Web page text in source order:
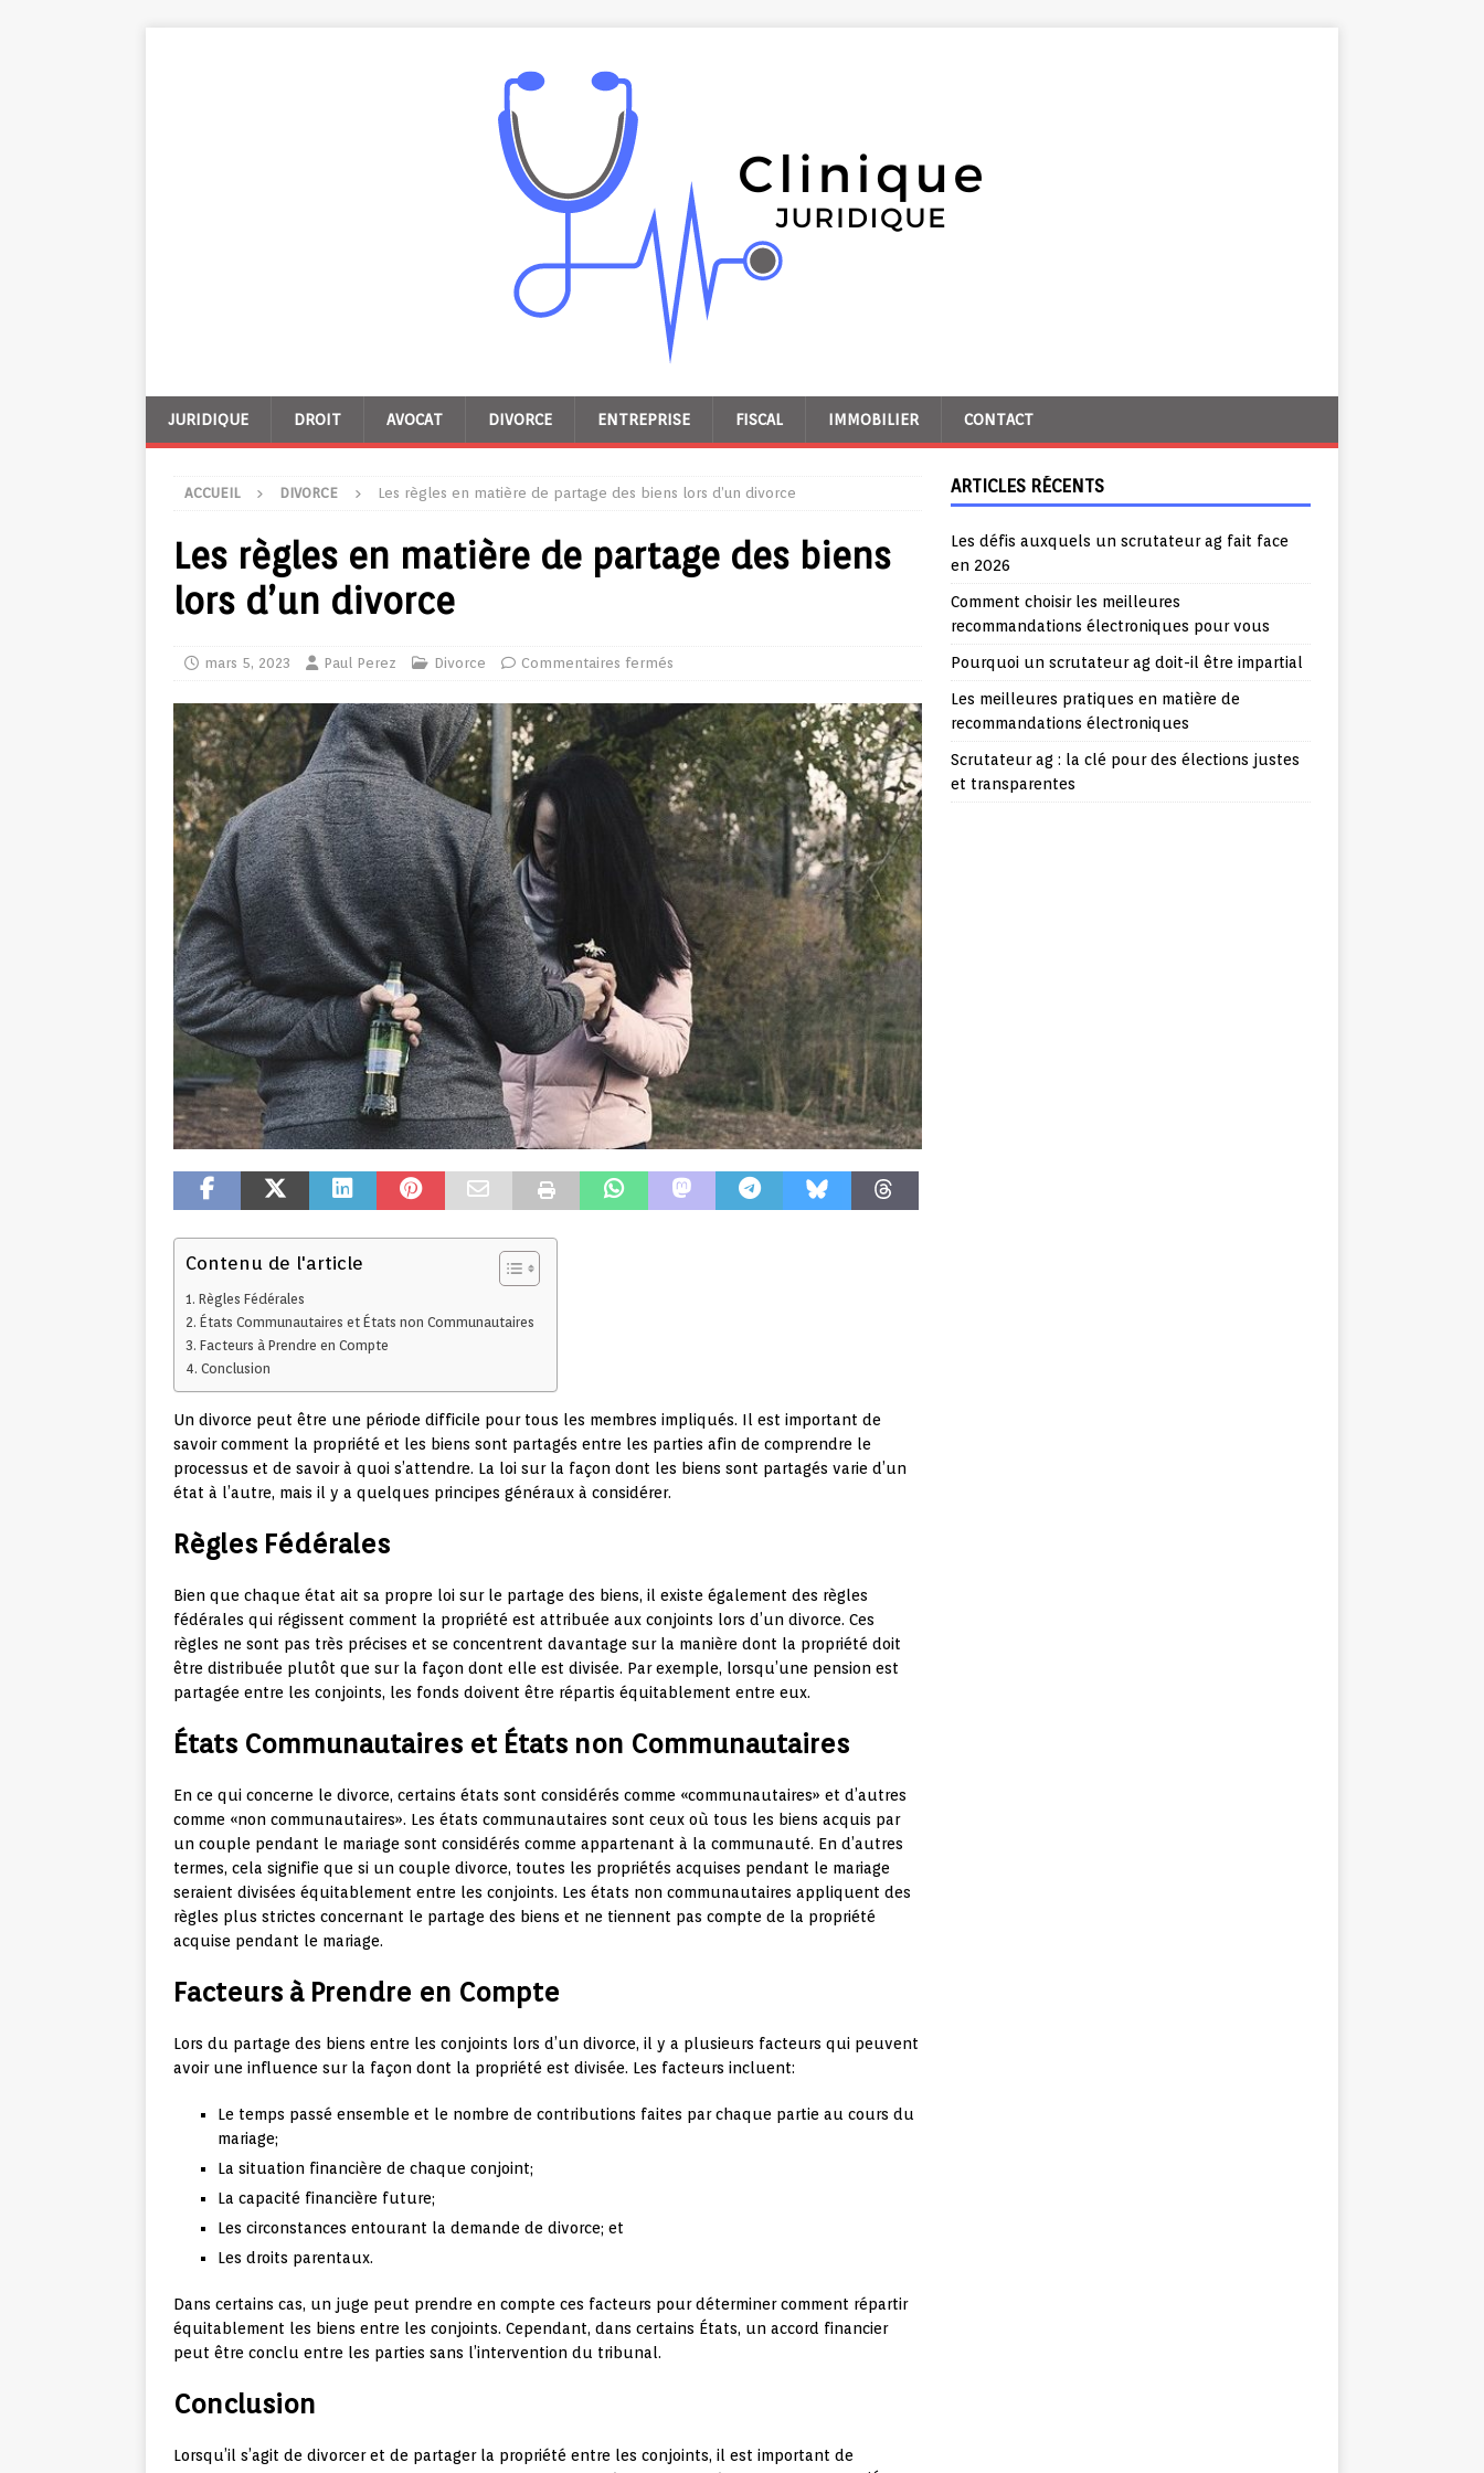
JURIDIQUE DROIT AVOCAT DIVORCE ENTREPRISE FISCAL IMMOBILIER CONTACT
ACCUEIL DIVORCE Les règles en matière de partage des biens lors d’un divorce
Les règles en matière de partage des biens
lors d’un divorce
mars 5, 2023 Paul Perez Divorce Commentaires fermés
Contenu de l'article
Règles Fédérales
États Communautaires et États non Communautaires
Facteurs à Prendre en Compte
Conclusion
Un divorce peut être une période difficile pour tous les membres impliqués. Il est important de
savoir comment la propriété et les biens sont partagés entre les parties afin de comprendre le
processus et de savoir à quoi s’attendre. La loi sur la façon dont les biens sont partagés varie d’un
état à l’autre, mais il y a quelques principes généraux à considérer.
Règles Fédérales
Bien que chaque état ait sa propre loi sur le partage des biens, il existe également des règles
fédérales qui régissent comment la propriété est attribuée aux conjoints lors d’un divorce. Ces
règles ne sont pas très précises et se concentrent davantage sur la manière dont la propriété doit
être distribuée plutôt que sur la façon dont elle est divisée. Par exemple, lorsqu’une pension est
partagée entre les conjoints, les fonds doivent être répartis équitablement entre eux.
États Communautaires et États non Communautaires
En ce qui concerne le divorce, certains états sont considérés comme «communautaires» et d’autres
comme «non communautaires». Les états communautaires sont ceux où tous les biens acquis par
un couple pendant le mariage sont considérés comme appartenant à la communauté. En d’autres
termes, cela signifie que si un couple divorce, toutes les propriétés acquises pendant le mariage
seraient divisées équitablement entre les conjoints. Les états non communautaires appliquent des
règles plus strictes concernant le partage des biens et ne tiennent pas compte de la propriété
acquise pendant le mariage.
Facteurs à Prendre en Compte
Lors du partage des biens entre les conjoints lors d’un divorce, il y a plusieurs facteurs qui peuvent
avoir une influence sur la façon dont la propriété est divisée. Les facteurs incluent:
Le temps passé ensemble et le nombre de contributions faites par chaque partie au cours du
mariage;
La situation financière de chaque conjoint;
La capacité financière future;
Les circonstances entourant la demande de divorce; et
Les droits parentaux.
Dans certains cas, un juge peut prendre en compte ces facteurs pour déterminer comment répartir
équitablement les biens entre les conjoints. Cependant, dans certains États, un accord financier
peut être conclu entre les parties sans l’intervention du tribunal.
Conclusion
Lorsqu’il s’agit de divorcer et de partager la propriété entre les conjoints, il est important de
ARTICLES RÉCENTS
Les défis auxquels un scrutateur ag fait face
en 2026
Comment choisir les meilleures
recommandations électroniques pour vous
Pourquoi un scrutateur ag doit-il être impartial
Les meilleures pratiques en matière de
recommandations électroniques
Scrutateur ag : la clé pour des élections justes
et transparentes